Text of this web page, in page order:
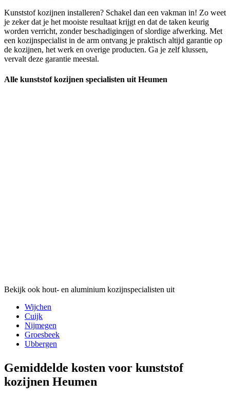
Kunststof kozijnen installeren? Schakel dan een vakman in! Zo weet
je zeker dat je het mooiste resultaat krijgt en dat de taken keurig
worden verricht, zonder beschadigingen of slordige afwerking. Met
een kozijnspecialist in de arm ontvang je praktisch altijd garantie op
de kozijnen, het werk en overige producten. Ga je zelf klussen,
vervalt deze garantie meestal.
Alle kunststof kozijnen specialisten uit Heumen
Bekijk ook hout- en aluminium kozijnspecialisten uit
Wijchen
Cuijk
Nijmegen
Groesbeek
Ubbergen
Gemiddelde kosten voor kunststof
kozijnen Heumen